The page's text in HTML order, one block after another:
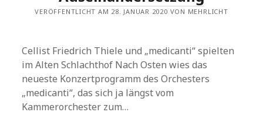
VERÖFFENTLICHT AM 28. JANUAR 2020 VON MEHRLICHT
Cellist Friedrich Thiele und „medicanti“ spielten
im Alten Schlachthof Nach Osten wies das
neueste Konzertprogramm des Orchesters
„medicanti“, das sich ja längst vom
Kammerorchester zum…